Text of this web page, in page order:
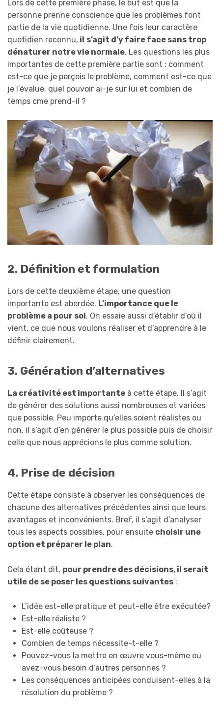
Lors de cette première phase, le but est que la
personne prenne conscience que les problèmes font
partie de la vie quotidienne. Une fois leur caractère
quotidien reconnu, il s’agit d’y faire face sans trop
dénaturer notre vie normale. Les questions les plus
importantes de cette première partie sont : comment
est-ce que je perçois le problème, comment est-ce que
je l’évalue, quel pouvoir ai-je sur lui et combien de
temps cme prend-il ?
2. Définition et formulation
Lors de cette deuxième étape, une question
importante est abordée. L’importance que le
problème a pour soi. On essaie aussi d’établir d’où il
vient, ce que nous voulons réaliser et d’apprendre à le
définir clairement.
3. Génération d’alternatives
La créativité est importante à cette étape. Il s’agit
de générer des solutions aussi nombreuses et variées
que possible. Peu importe qu’elles soient réalistes ou
non, il s’agit d’en générer le plus possible puis de choisir
celle que nous apprécions le plus comme solution.
4. Prise de décision
Cette étape consiste à observer les conséquences de
chacune des alternatives précédentes ainsi que leurs
avantages et inconvénients. Bref, il s’agit d’analyser
tous les aspects possibles, pour ensuite choisir une
option et préparer le plan.
Cela étant dit, pour prendre des décisions, il serait
utile de se poser les questions suivantes :
L’idée est-elle pratique et peut-elle être exécutée?
Est-elle réaliste ?
Est-elle coûteuse ?
Combien de temps nécessite-t-elle ?
Pouvez-vous la mettre en œuvre vous-même ou
avez-vous besoin d’autres personnes ?
Les conséquences anticipées conduisent-elles à la
résolution du problème ?